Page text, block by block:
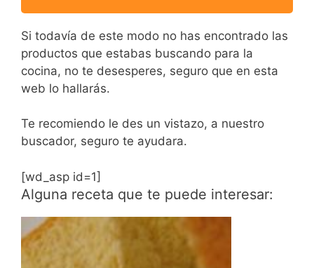
Si todavía de este modo no has encontrado las
productos que estabas buscando para la
cocina, no te desesperes, seguro que en esta
web lo hallarás.
Te recomiendo le des un vistazo, a nuestro
buscador, seguro te ayudara.
[wd_asp id=1]
Alguna receta que te puede interesar: